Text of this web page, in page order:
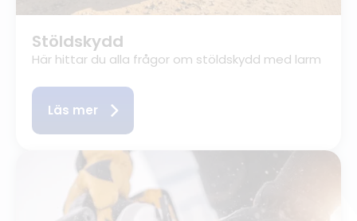
Stöldskydd
Här hittar du alla frågor om stöldskydd med larm
Läs mer